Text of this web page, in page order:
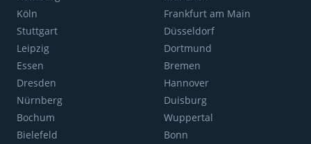
Köln
Frankfurt am Main
Stuttgart
Düsseldorf
Leipzig
Dortmund
Essen
Bremen
Dresden
Hannover
Nürnberg
Duisburg
Bochum
Wuppertal
Bielefeld
Bonn